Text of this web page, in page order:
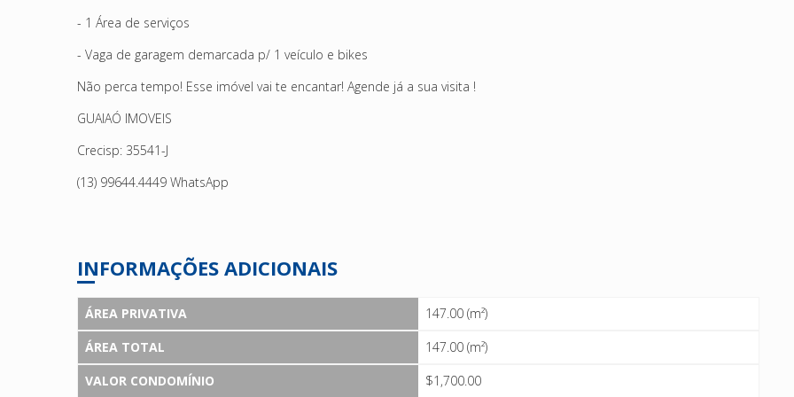
- 1 Área de serviços
- Vaga de garagem demarcada p/ 1 veículo e bikes
Não perca tempo! Esse imóvel vai te encantar! Agende já a sua visita !
GUAIAÓ IMOVEIS
Crecisp: 35541-J
(13) 99644.4449 WhatsApp
INFORMAÇÕES ADICIONAIS
ÁREA PRIVATIVA
147.00 (m²)
ÁREA TOTAL
147.00 (m²)
VALOR CONDOMÍNIO
$1,700.00